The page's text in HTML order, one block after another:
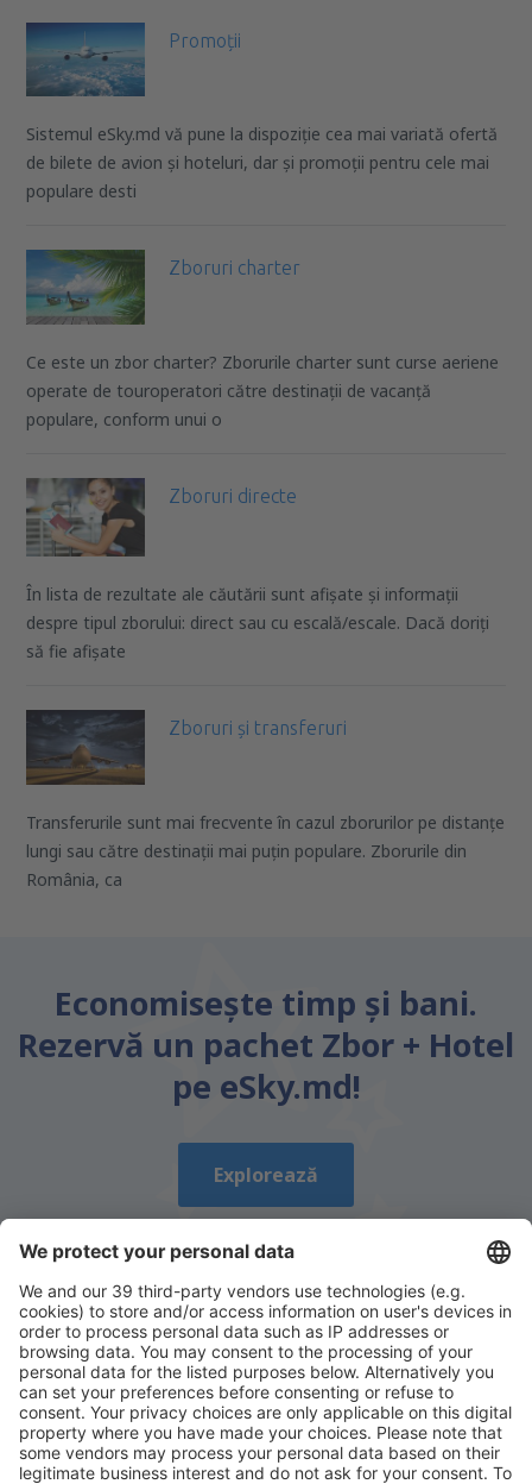
Promoții
Sistemul eSky.md vă pune la dispoziție cea mai variată ofertă
de bilete de avion și hoteluri, dar și promoții pentru cele mai
populare desti
Zboruri charter
Ce este un zbor charter? Zborurile charter sunt curse aeriene
operate de touroperatori către destinații de vacanță
populare, conform unui o
Zboruri directe
În lista de rezultate ale căutării sunt afișate și informații
despre tipul zborului: direct sau cu escală/escale. Dacă doriți
să fie afișate
Zboruri și transferuri
Transferurile sunt mai frecvente în cazul zborurilor pe distanțe
lungi sau către destinații mai puțin populare. Zborurile din
România, ca
Economiseşte timp și bani.
Rezervă un pachet Zbor + Hotel
pe eSky.md!
Explorează
Descarcă aplicația noastrăși organizează-ţi
convenabil călătoriile